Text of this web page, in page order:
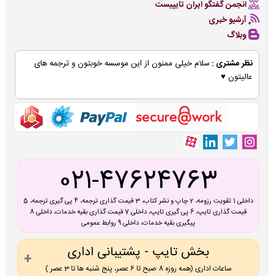
انجمن گفتگو ایران تایپیست
آرشیو خبری
وبلاگ
نظر مشتری : سلام خیلی ممنون از این موسسه خوبتون و ترجمه های
عالیتون ♥
021-47624763
داخلی 1 تقویت رزومه، 2 چاپ و نشر کتاب، 3 قیمت گذاری ترجمه، 4 پی گیری ترجمه، 5
قیمت گذاری تایپ، 6 پی گیری تایپ، داخلی 7 قیمت گذاری بقیه خدمات، داخلی 8
پیگیری بقیه خدمات، داخلی 9 روابط عمومی
بخش تایپ - پشتیبانی اداری
ساعات اداری (همه روزه 8 صبح تا 6 عصر، پنج شنبه ها تا 3 عصر )